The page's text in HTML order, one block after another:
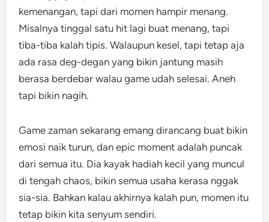
kemenangan, tapi dari momen hampir menang.
Misalnya tinggal satu hit lagi buat menang, tapi
tiba-tiba kalah tipis. Walaupun kesel, tapi tetap aja
ada rasa deg-degan yang bikin jantung masih
berasa berdebar walau game udah selesai. Aneh
tapi bikin nagih.
Game zaman sekarang emang dirancang buat bikin
emosi naik turun, dan epic moment adalah puncak
dari semua itu. Dia kayak hadiah kecil yang muncul
di tengah chaos, bikin semua usaha kerasa nggak
sia-sia. Bahkan kalau akhirnya kalah pun, momen itu
tetap bikin kita senyum sendiri.